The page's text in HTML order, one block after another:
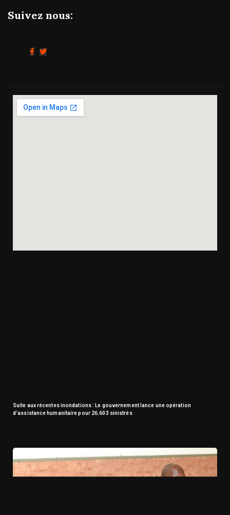
Suivez nous:
Suite aux récentes inondations : Le gouvernement lance une opération
d’assistance humanitaire pour 26.603 sinistrés